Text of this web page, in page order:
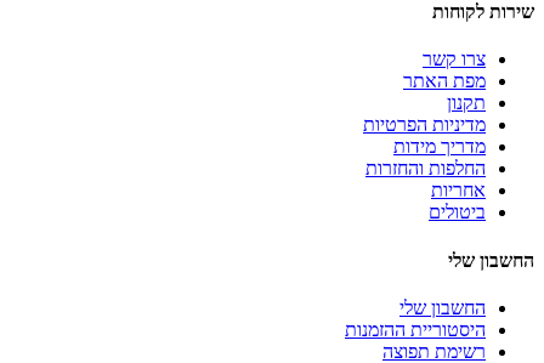
שירות לקוחות
צרו קשר
מפת האתר
תקנון
מדיניות הפרטיות
מדריך מידות
החלפות והחזרות
אחריות
ביטולים
החשבון שלי
החשבון שלי
היסטוריית ההזמנות
רשימת תפוצה